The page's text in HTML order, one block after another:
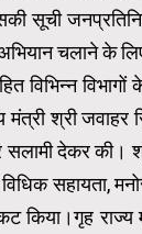
सूची
चलाने के
विभिन्न
मंत्री श्री
सलामी देकर
सहायता,
किया।गृह